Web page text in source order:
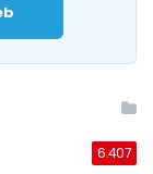
6.407